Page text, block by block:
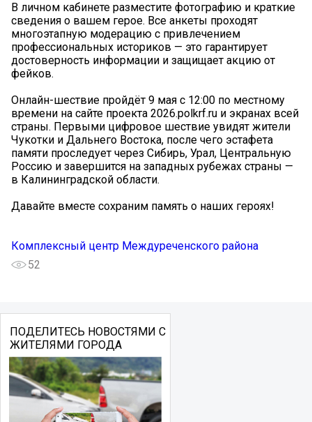
В личном кабинете разместите фотографию и краткие
сведения о вашем герое. Все анкеты проходят
многоэтапную модерацию с привлечением
профессиональных историков — это гарантирует
достоверность информации и защищает акцию от
фейков.
Онлайн-шествие пройдёт 9 мая с 12:00 по местному
времени на сайте проекта 2026.polkrf.ru и экранах всей
страны. Первыми цифровое шествие увидят жители
Чукотки и Дальнего Востока, после чего эстафета
памяти проследует через Сибирь, Урал, Центральную
Россию и завершится на западных рубежах страны —
в Калининградской области.
Давайте вместе сохраним память о наших героях!
Комплексный центр Междуреченского района
52
ПОДЕЛИТЕСЬ НОВОСТЯМИ С
ЖИТЕЛЯМИ ГОРОДА